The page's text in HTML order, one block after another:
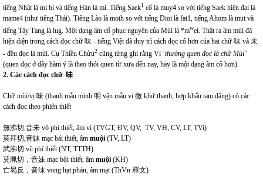
tiếng Nhật là mi bi và tiếng Hàn là mi. Tiếng Saek1 cổ là muy4 so với tiếng Saek hiện đại là
mame4 (như tiếng Thái). Tiếng Lào là moth so với tiếng Dioi là fat1, tiếng Ahom là mut và
tiếng Tây Tạng là lug. Một dạng âm cổ phục nguyên của Mùi là *mwei. Thật ra âm mùi đã
hiện diện trong cách đọc chữ 味 - tiếng Việt đã duy trì cách đọc cổ hơn của hai chữ 味 và 未
- đều đọc là mùi. Cụ Thiều Chửu2 cũng từng ghi rằng Vị ‘thường quen đọc là chữ Mùi’
(quen đọc ở đây hàm ý là theo thói quen từ xưa đến nay, hay là một dạng âm cổ hơn).
2. Các cách đọc chữ 味
Chữ mùi/vị 味 (thanh mẫu minh 明 vận mẫu vi 微 khứ thanh, hợp khẩu tam đẳng) có các
cách đọc theo phiên thiết
無沸切,音未 vô phí thiết, âm vị (TVGT, ĐV, QV, TV, VH, CV, LT, TVi)
莫拜切,音韎 mạc bái thiết, âm muội (TV, LT)
武沸切 vũ phí thiết (NT, TTTH)
莫珮切，音妹 mạc bội thiết, âm muội (KH)
亡曷反，音沫 vong hạt phản, âm mạt (ThVn 釋文)